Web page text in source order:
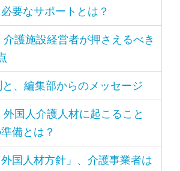
要なサポートとは？
介護施設経営者が押さえるべき
、編集部からのメッセージ
外国人介護人材に起こること
備とは？
国人材方針」、介護事業者は